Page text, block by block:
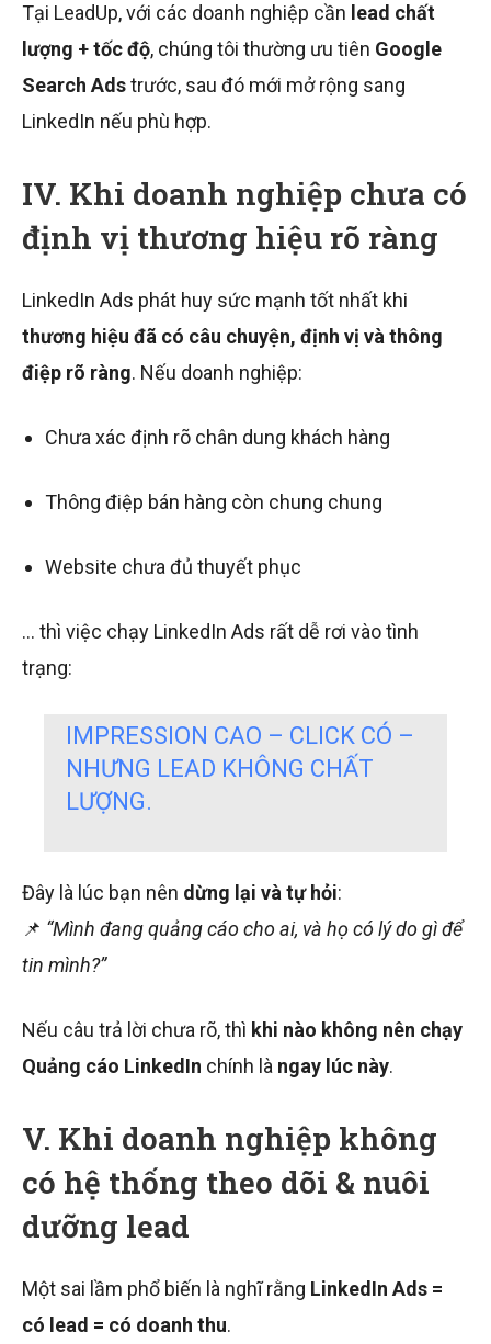
Tại LeadUp, với các doanh nghiệp cần lead chất
lượng + tốc độ, chúng tôi thường ưu tiên Google
Search Adstrước, sau đó mới mở rộng sang
LinkedIn nếu phù hợp.
IV. Khi doanh nghiệp chưa có
định vị thương hiệu rõ ràng
LinkedIn Ads phát huy sức mạnh tốt nhất khi
thương hiệu đã có câu chuyện, định vị và thông
điệp rõ ràng. Nếu doanh nghiệp:
Chưa xác định rõ chân dung khách hàng
Thông điệp bán hàng còn chung chung
Website chưa đủ thuyết phục
… thì việc chạy LinkedIn Ads rất dễ rơi vào tình
trạng:
IMPRESSION CAO – CLICK CÓ –
NHƯNG LEAD KHÔNG CHẤT
LƯỢNG.
Đây là lúc bạn nên dừng lại và tự hỏi:
📌 “Mình đang quảng cáo cho ai, và họ có lý do gì để
tin mình?”
Nếu câu trả lời chưa rõ, thì khi nào không nên chạy
Quảng cáo LinkedIn chính là ngay lúc này.
V. Khi doanh nghiệp không
có hệ thống theo dõi & nuôi
dưỡng lead
Một sai lầm phổ biến là nghĩ rằng LinkedIn Ads =
có lead = có doanh thu.